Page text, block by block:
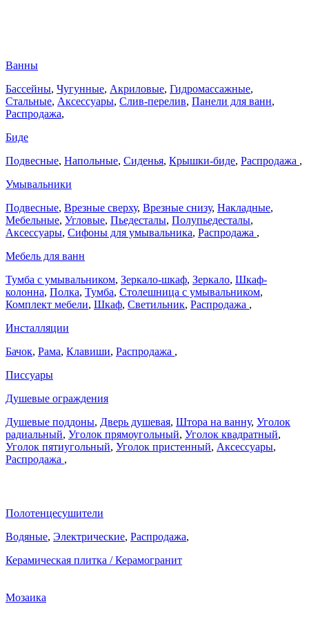
Ванны
Бассейны, Чугунные, Акриловые, Гидромассажные,
Стальные, Аксессуары, Слив-перелив, Панели для ванн,
Распродажа,
Биде
Подвесные, Напольные, Сиденья, Крышки-биде, Распродажа ,
Умывальники
Подвесные, Врезные сверху, Врезные снизу, Накладные,
Мебельные, Угловые, Пьедесталы, Полупьедесталы,
Аксессуары, Сифоны для умывальника, Распродажа ,
Мебель для ванн
Тумба с умывальником, Зеркало-шкаф, Зеркало, Шкаф-
колонна, Полка, Тумба, Столешница с умывальником,
Комплект мебели, Шкаф, Светильник, Распродажа ,
Инсталляции
Бачок, Рама, Клавиши, Распродажа ,
Писсуары
Душевые ограждения
Душевые поддоны, Дверь душевая, Штора на ванну, Уголок
радиальный, Уголок прямоугольный, Уголок квадратный,
Уголок пятиугольный, Уголок пристенный, Аксессуары,
Распродажа ,
Полотенцесушители
Водяные, Электрические, Распродажа,
Керамическая плитка / Керамогранит
Мозаика